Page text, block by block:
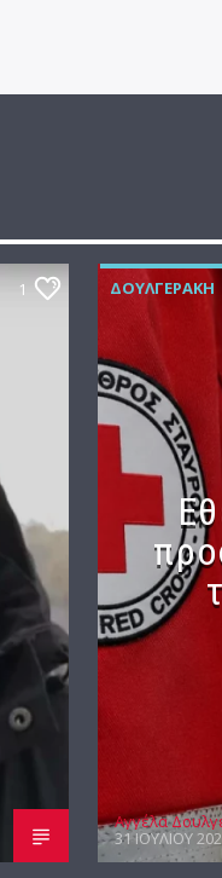
1 ΔΟΥΛΓΕΡΆΚΗ
Αγγέλα
31 ΙΟΥΛΊΟΥ